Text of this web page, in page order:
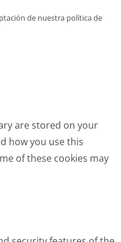
de nuestra política de
are stored on your
how you use this
of these cookies may